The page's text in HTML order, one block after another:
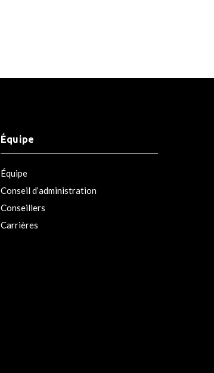
Équipe
Équipe
Conseil d’administration
Conseillers
Carrières